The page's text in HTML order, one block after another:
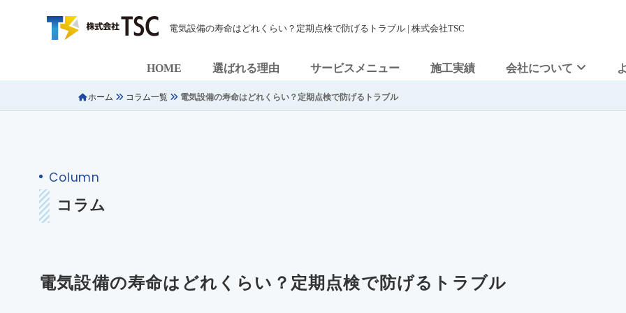
電気設備の寿命はどれくらい？定期点検で防げるトラブル | 株式会社TSC
HOME 選ばれる理由 サービスメニュー 施工実績 会社について
ホーム コラム一覧 電気設備の寿命はどれくらい？定期点検で防げるトラブル
Column
コラム
電気設備の寿命はどれくらい？定期点検で防げるトラブル